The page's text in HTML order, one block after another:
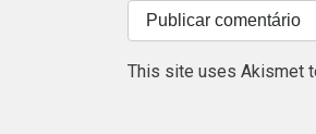
This site uses Akismet